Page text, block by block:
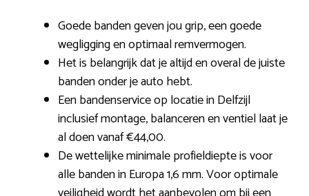
Goede banden geven jou grip, een goede
wegligging en optimaal remvermogen.
Het is belangrijk dat je altijd en overal de juiste
banden onder je auto hebt.
Een bandenservice op locatie in Delfzijl
inclusief montage, balanceren en ventiel laat je
al doen vanaf €44,00.
De wettelijke minimale profieldiepte is voor
alle banden in Europa 1,6 mm. Voor optimale